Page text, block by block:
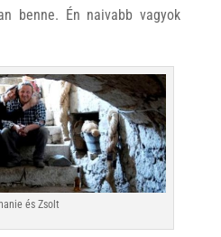
benne. Én naivabb vagyok
és Zsolt